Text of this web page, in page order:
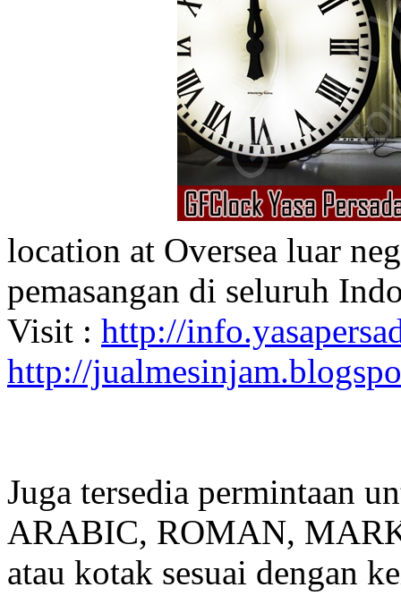
location at Oversea luar
pemasangan di seluruh
Visit : http://
http://
Juga tersedia permintaan
ARABIC, ROMAN,
atau kotak sesuai dengan